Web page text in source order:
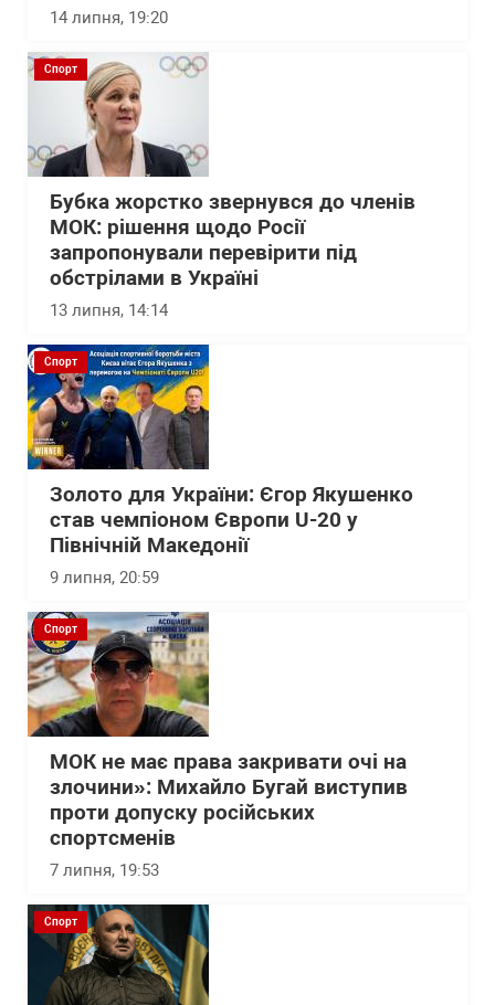
14 липня, 19:20
Спорт
Бубка жорстко звернувся до членів
МОК: рішення щодо Росії
запропонували перевірити під
обстрілами в Україні
13 липня, 14:14
Спорт
Золото для України: Єгор Якушенко
став чемпіоном Європи U-20 у
Північній Македонії
9 липня, 20:59
Спорт
МОК не має права закривати очі на
злочини»: Михайло Бугай виступив
проти допуску російських
спортсменів
7 липня, 19:53
Спорт